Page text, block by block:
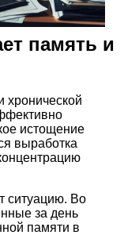
память и
хронической
истощение
выработка
ситуацию. Во
за день
памяти в